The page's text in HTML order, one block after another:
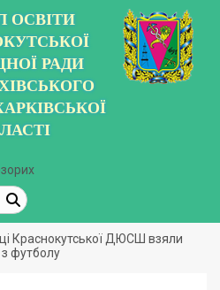
ОСВІТИ
РАДИ
Краснокутської ДЮСШ взяли
з футболу